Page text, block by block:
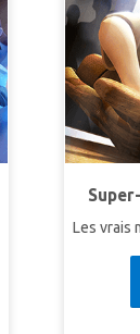
Les vrais